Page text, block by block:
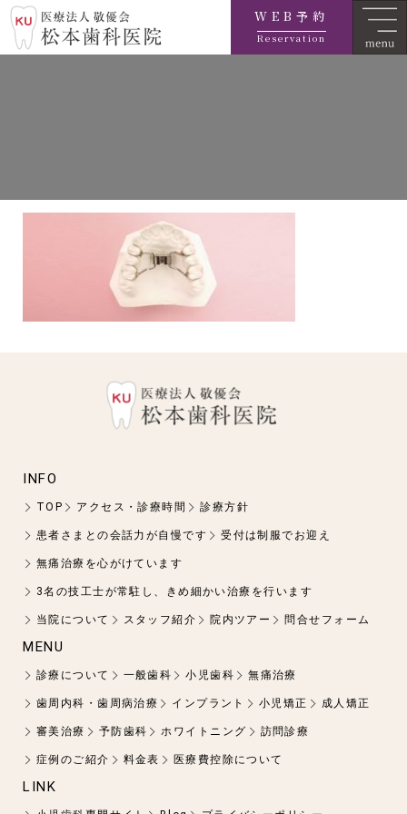
WEB予約
Reservation
INFO
TOP アクセス・診療時間 診療方針
患者さまとの会話力が自慢です 受付は制服でお迎え
無痛治療を心がけています
3名の技工士が常駐し、きめ細かい治療を行います
当院について スタッフ紹介 院内ツアー 問合せフォーム
MENU
診療について 一般歯科 小児歯科 無痛治療
歯周内科・歯周病治療 インプラント 小児矯正 成人矯正
審美治療 予防歯科 ホワイトニング 訪問診療
症例のご紹介 料金表 医療費控除について
LINK